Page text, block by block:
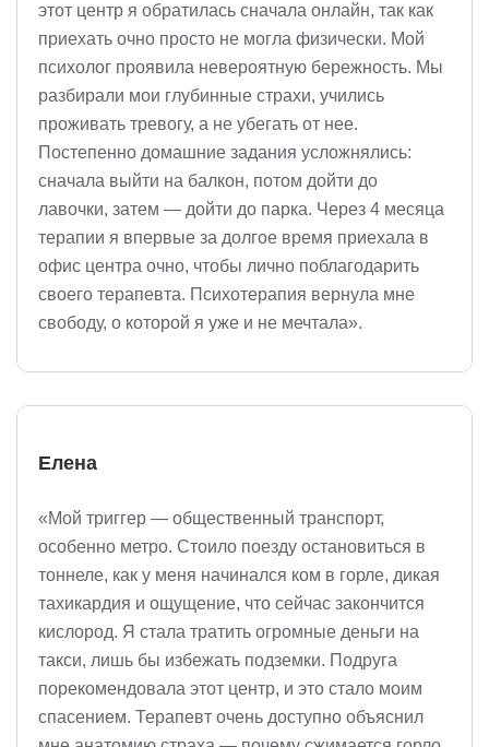
этот центр я обратилась сначала онлайн, так как
приехать очно просто не могла физически. Мой
психолог проявила невероятную бережность. Мы
разбирали мои глубинные страхи, учились
проживать тревогу, а не убегать от нее.
Постепенно домашние задания усложнялись:
сначала выйти на балкон, потом дойти до
лавочки, затем — дойти до парка. Через 4 месяца
терапии я впервые за долгое время приехала в
офис центра очно, чтобы лично поблагодарить
своего терапевта. Психотерапия вернула мне
свободу, о которой я уже и не мечтала».
Елена
«Мой триггер — общественный транспорт,
особенно метро. Стоило поезду остановиться в
тоннеле, как у меня начинался ком в горле, дикая
тахикардия и ощущение, что сейчас закончится
кислород. Я стала тратить огромные деньги на
такси, лишь бы избежать подземки. Подруга
порекомендовала этот центр, и это стало моим
спасением. Терапевт очень доступно объяснил